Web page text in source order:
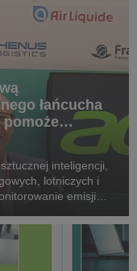
łańcucha
inteligencji,
lotniczych i
emisji